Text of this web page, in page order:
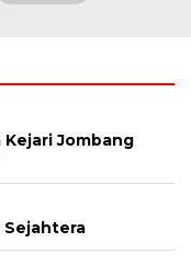
Jombang
Sejahtera